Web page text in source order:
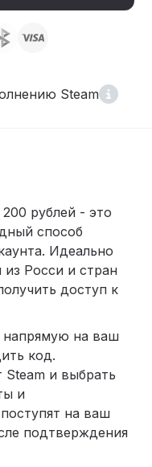
Steam
рублей - это
способ
Идеально
из Росси и стран
доступ к
напрямую на ваш
код.
Steam и выбрать
и
на ваш
подтверждения